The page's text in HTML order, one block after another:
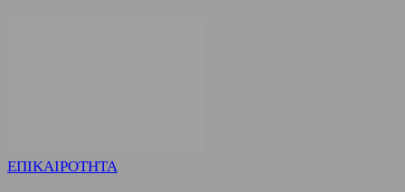
ΕΠΙΚΑΙΡΟΤΗΤΑ